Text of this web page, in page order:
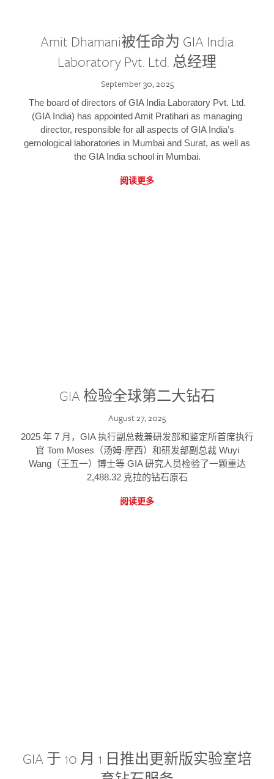
Amit Dhamani被任命为 GIA India
Laboratory Pvt. Ltd. 总经理
September 30, 2025
The board of directors of GIA India Laboratory Pvt. Ltd.
(GIA India) has appointed Amit Pratihari as managing
director, responsible for all aspects of GIA India’s
gemological laboratories in Mumbai and Surat, as well as
the GIA India school in Mumbai.
阅读更多
GIA 检验全球第二大钻石
August 27, 2025
2025 年 7 月，GIA 执行副总裁兼研发部和鉴定所首席执行
官 Tom Moses（汤姆·摩西）和研发部副总裁 Wuyi
Wang（王五一）博士等 GIA 研究人员检验了一颗重达
2,488.32 克拉的钻石原石
阅读更多
GIA 于 10 月 1 日推出更新版实验室培